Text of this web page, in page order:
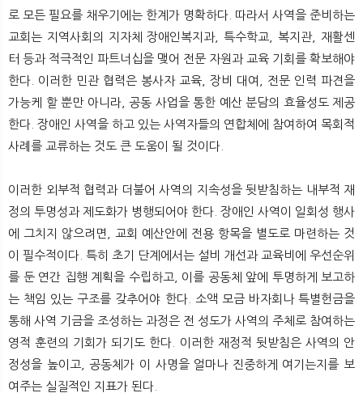
로 모든 필요를 채우기에는 한계가 명확하다. 따라서 사역을 준비하는
교회는 지역사회의 지자체 장애인복지과, 특수학교, 복지관, 재활센
터 등과 적극적인 파트너십을 맺어 전문 자원과 교육 기회를 확보해야
한다. 이러한 민관 협력은 봉사자 교육, 장비 대여, 전문 인력 파견을
가능케 할 뿐만 아니라, 공동 사업을 통한 예산 분담의 효율성도 제공
한다. 장애인 사역을 하고 있는 사역자들의 연합체에 참여하여 목회적
사례를 교류하는 것도 큰 도움이 될 것이다.
이러한 외부적 협력과 더불어 사역의 지속성을 뒷받침하는 내부적 재
정의 투명성과 제도화가 병행되어야 한다. 장애인 사역이 일회성 행사
에 그치지 않으려면, 교회 예산안에 전용 항목을 별도로 마련하는 것
이 필수적이다. 특히 초기 단계에서는 설비 개선과 교육비에 우선순위
를 둔 연간 집행 계획을 수립하고, 이를 공동체 앞에 투명하게 보고하
는 책임 있는 구조를 갖추어야 한다. 소액 모금 바자회나 특별헌금을
통해 사역 기금을 조성하는 과정은 전 성도가 사역의 주체로 참여하는
영적 훈련의 기회가 되기도 한다. 이러한 재정적 뒷받침은 사역의 안
정성을 높이고, 공동체가 이 사명을 얼마나 진중하게 여기는지를 보
여주는 실질적인 지표가 된다.